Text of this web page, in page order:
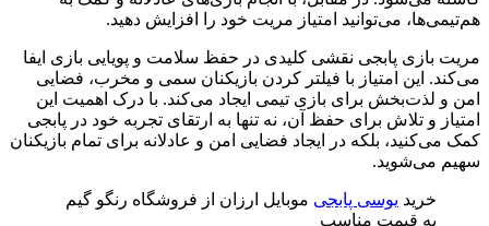
هم‌تیمی‌ها، می‌توانید امتیاز مریت خود را افزایش دهید.
مریت بازی پابجی نقشی کلیدی در حفظ سلامت و پویایی بازی ایفا
می‌کند. این امتیاز با فیلتر کردن بازیکنان سمی و مخرب، فضایی
امن و لذت‌بخش برای بازی تیمی ایجاد می‌کند. با درک اهمیت این
امتیاز و تلاش برای حفظ آن، نه تنها به ارتقای تجربه‌ ‌خود در پابجی
کمک می‌کنید، بلکه در ایجاد فضایی امن و عادلانه برای تمام بازیکنان
سهیم می‌شوید.
خرید یوسی پابجی موبایل ارزان از فروشگاه رنگو گیم
به قیمت مناسب